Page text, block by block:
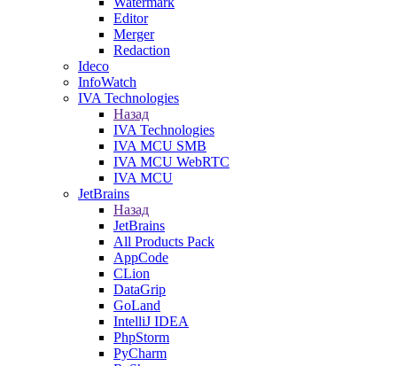
Editor
Merger
Redaction
Ideco
InfoWatch
IVA Technologies
Назад
IVA Technologies
IVA MCU SMB
IVA MCU WebRTC
IVA MCU
JetBrains
Назад
JetBrains
All Products Pack
AppCode
CLion
DataGrip
GoLand
IntelliJ IDEA
PhpStorm
PyCharm